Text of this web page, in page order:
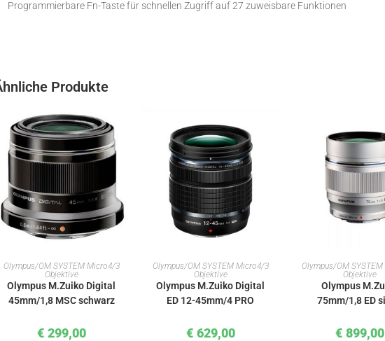
Programmierbare Fn-Taste für schnellen Zugriff auf 27 zuweisbare Funktionen
Produkte
IN DEN WARENKORB
Olympus/OM SYSTEM Micro4/3
Objektive
Olympus M.Zuiko Digital
45mm/1,8 MSC schwarz
€ 299,00
IN DEN WARENKORB
Olympus/OM SYSTEM Micro4/3
Objektive
Olympus M.Zuiko Digital
ED 12-45mm/4 PRO
€ 629,00
IN DEN
Olympus/OM
Objektive
Olympus
75mm/1,8 ED
€ 899,00